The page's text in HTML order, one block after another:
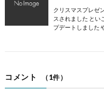
クリスマスプレゼ
スされました とい
プデートしました
コメント （1件）